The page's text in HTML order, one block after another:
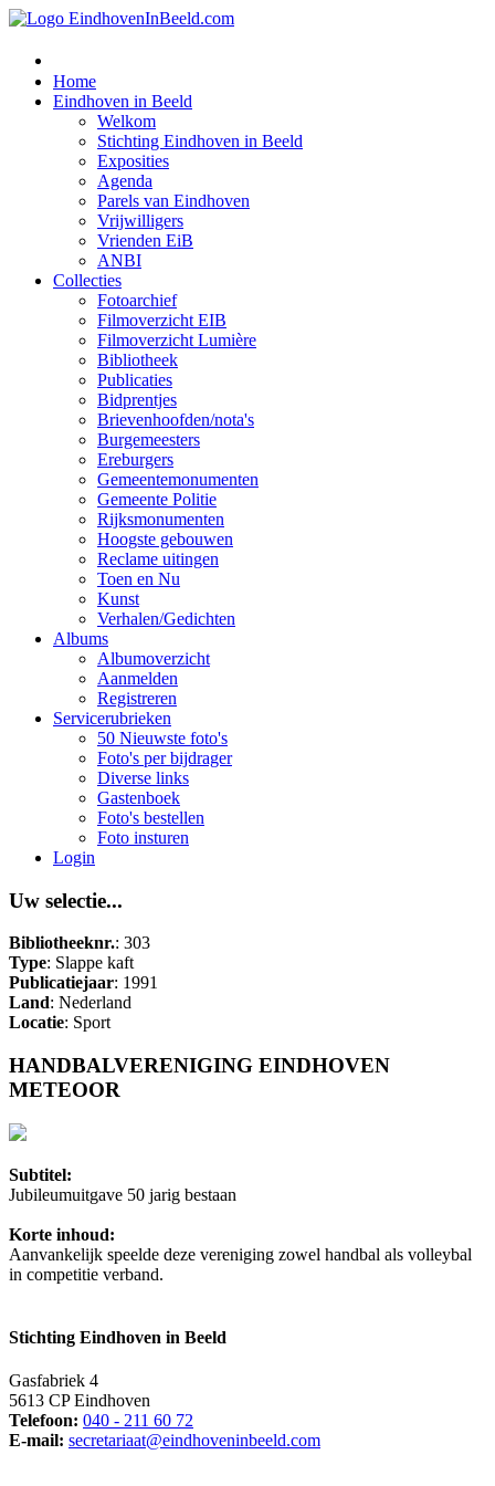
Home
Eindhoven in Beeld
Welkom
Stichting Eindhoven in Beeld
Exposities
Agenda
Parels van Eindhoven
Vrijwilligers
Vrienden EiB
ANBI
Collecties
Fotoarchief
Filmoverzicht EIB
Filmoverzicht Lumière
Bibliotheek
Publicaties
Bidprentjes
Brievenhoofden/nota's
Burgemeesters
Ereburgers
Gemeentemonumenten
Gemeente Politie
Rijksmonumenten
Hoogste gebouwen
Reclame uitingen
Toen en Nu
Kunst
Verhalen/Gedichten
Albums
Albumoverzicht
Aanmelden
Registreren
Servicerubrieken
50 Nieuwste foto's
Foto's per bijdrager
Diverse links
Gastenboek
Foto's bestellen
Foto insturen
Login
Uw selectie...
Bibliotheeknr.: 303
Type: Slappe kaft
Publicatiejaar: 1991
Land: Nederland
Locatie: Sport
HANDBALVERENIGING EINDHOVEN
METEOOR
Subtitel:
Jubileumuitgave 50 jarig bestaan
Korte inhoud:
Aanvankelijk speelde deze vereniging zowel handbal als volleybal
in competitie verband.
Stichting Eindhoven in Beeld
Gasfabriek 4
5613 CP Eindhoven
Telefoon: 040 - 211 60 72
E-mail: secretariaat@eindhoveninbeeld.com